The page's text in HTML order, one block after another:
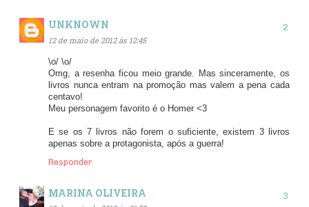
UNKNOWN
12 de maio de 2012 às 12:45
\o/ \o/
Omg, a resenha ficou meio grande. Mas sinceramente, os
livros nunca entram na promoção mas valem a pena cada
centavo!
Meu personagem favorito é o Homer <3
E se os 7 livros não forem o suficiente, existem 3 livros
apenas sobre a protagonista, após a guerra!
Responder
MARINA OLIVEIRA